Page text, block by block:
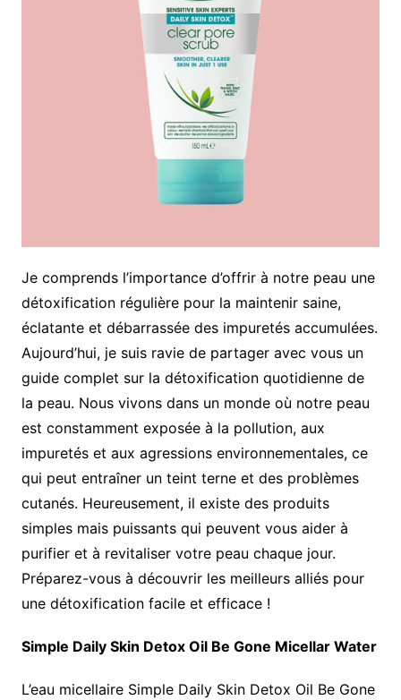
Je comprends l’importance d’offrir à notre peau une
détoxification régulière pour la maintenir saine,
éclatante et débarrassée des impuretés accumulées.
Aujourd’hui, je suis ravie de partager avec vous un
guide complet sur la détoxification quotidienne de
la peau. Nous vivons dans un monde où notre peau
est constamment exposée à la pollution, aux
impuretés et aux agressions environnementales, ce
qui peut entraîner un teint terne et des problèmes
cutanés. Heureusement, il existe des produits
simples mais puissants qui peuvent vous aider à
purifier et à revitaliser votre peau chaque jour.
Préparez-vous à découvrir les meilleurs alliés pour
une détoxification facile et efficace !
Simple Daily Skin Detox Oil Be Gone Micellar Water
L’eau micellaire Simple Daily Skin Detox Oil Be Gone